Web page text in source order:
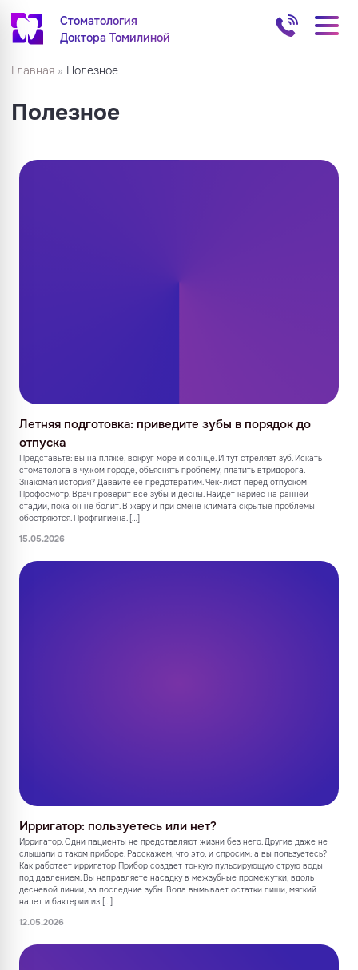
Стоматология
Доктора Томилиной
Главная » Полезное
Полезное
Летняя подготовка: приведите зубы в порядок до
отпуска
Представьте: вы на пляже, вокруг море и солнце. И тут стреляет зуб. Искать
стоматолога в чужом городе, объяснять проблему, платить втридорога.
Знакомая история? Давайте её предотвратим. Чек-лист перед отпуском
Профосмотр. Врач проверит все зубы и десны. Найдет кариес на ранней
стадии, пока он не болит. В жару и при смене климата скрытые проблемы
обостряются. Профгигиена. […]
15.05.2026
Ирригатор: пользуетесь или нет?
Ирригатор. Одни пациенты не представляют жизни без него. Другие даже не
слышали о таком приборе. Расскажем, что это, и спросим: а вы пользуетесь?
Как работает ирригатор Прибор создает тонкую пульсирующую струю воды
под давлением. Вы направляете насадку в межзубные промежутки, вдоль
десневой линии, за последние зубы. Вода вымывает остатки пищи, мягкий
налет и бактерии из […]
12.05.2026